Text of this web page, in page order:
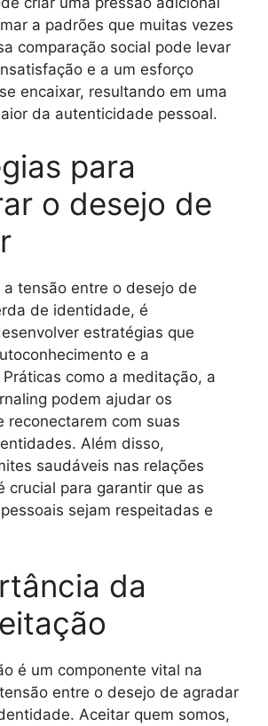
a padrões que muitas vezes
comparação social pode levar
e a um esforço
encaixar, resultando em uma
da autenticidade pessoal.
para
o desejo de
a tensão entre o desejo de
de identidade, é
estratégias que
e a
como a meditação, a
podem ajudar os
reconectarem com suas
Além disso,
saudáveis nas relações
crucial para garantir que as
sejam respeitadas e
da
é um componente vital na
entre o desejo de agradar
Aceitar quem somos,